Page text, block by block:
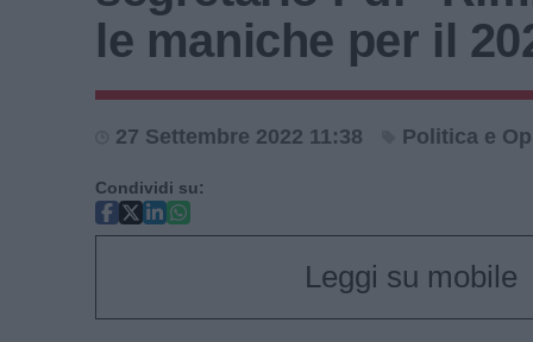
le maniche per il
27 Settembre 2022 11:38 Politica e
Condividi su:
Leggi su mobile